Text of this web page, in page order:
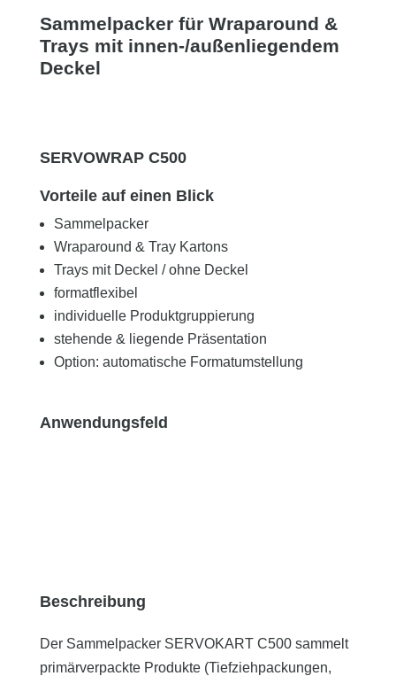
Sammelpacker für Wraparound &
Trays mit innen-/außenliegendem
Deckel
SERVOWRAP C500
Vorteile auf einen Blick
Sammelpacker
Wraparound & Tray Kartons
Trays mit Deckel / ohne Deckel
formatflexibel
individuelle Produktgruppierung
stehende & liegende Präsentation
Option: automatische Formatumstellung
Anwendungsfeld
Beschreibung
Der Sammelpacker SERVOKART C500 sammelt
primärverpackte Produkte (Tiefziehpackungen,